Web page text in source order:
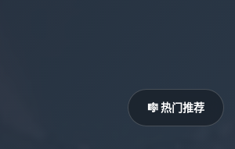
🎼 热门推荐